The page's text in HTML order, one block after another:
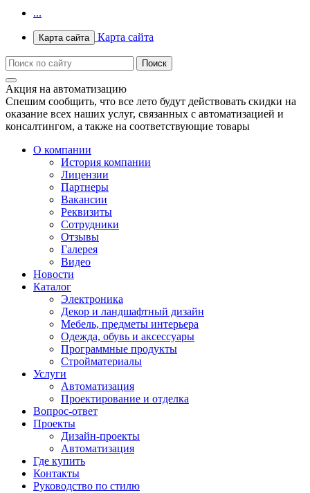
...
Карта сайта Карта сайта
Акция на автоматизацию
Спешим сообщить, что все лето будут действовать скидки на
оказание всех наших услуг, связанных с автоматизацией и
консалтингом, а также на соответствующие товары
О компании
История компании
Лицензии
Партнеры
Вакансии
Реквизиты
Сотрудники
Отзывы
Галерея
Видео
Новости
Каталог
Электроника
Декор и ландшафтный дизайн
Мебель, предметы интерьера
Одежда, обувь и аксессуары
Программные продукты
Стройматериалы
Услуги
Автоматизация
Проектирование и отделка
Вопрос-ответ
Проекты
Дизайн-проекты
Автоматизация
Где купить
Контакты
Руководство по стилю